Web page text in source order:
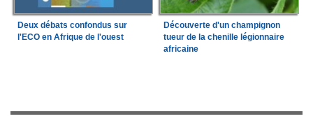
Deux débats confondus sur
l'ECO en Afrique de l'ouest
Découverte d'un champignon
tueur de la chenille légionnaire
africaine